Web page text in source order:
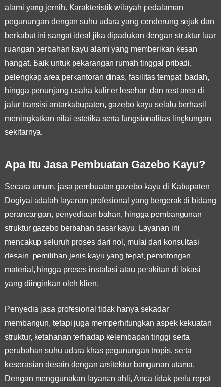
alami yang jernih. Karakteristik wilayah pedalaman
pegunungan dengan suhu udara yang cenderung sejuk dan
berkabut ini sangat ideal jika dipadukan dengan struktur luar
ruangan berbahan kayu alami yang memberikan kesan
hangat. Baik untuk pekarangan rumah tinggal pribadi,
pelengkap area perkantoran dinas, fasilitas tempat ibadah,
hingga penunjang usaha kuliner lesehan dan rest area di
jalur transisi antarkabupaten, gazebo kayu selalu berhasil
meningkatkan nilai estetika serta fungsionalitas lingkungan
sekitarnya.
Apa Itu Jasa Pembuatan Gazebo Kayu?
Secara umum, jasa pembuatan gazebo kayu di Kabupaten
Dogiyai adalah layanan profesional yang bergerak di bidang
perancangan, penyediaan bahan, hingga pembangunan
struktur gazebo berbahan dasar kayu. Layanan ini
mencakup seluruh proses dari nol, mulai dari konsultasi
desain, pemilihan jenis kayu yang tepat, pemotongan
material, hingga proses instalasi atau perakitan di lokasi
yang diinginkan oleh klien.
Penyedia jasa profesional tidak hanya sekadar
membangun, tetapi juga memperhitungkan aspek kekuatan
struktur, ketahanan terhadap kelembapan tinggi serta
perubahan suhu udara khas pegunungan tropis, serta
keserasian desain dengan arsitektur bangunan utama.
Dengan menggunakan layanan ahli, Anda tidak perlu repot